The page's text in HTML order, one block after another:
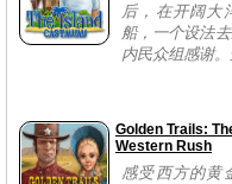
后，在开阔大
船，一个设法
内民众组感谢
Golden Trails:
Western Rush
感受西方的黄